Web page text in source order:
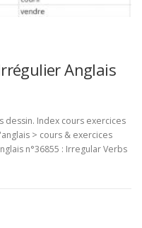
Anglais
dessin. Index cours exercices
> cours & exercices
n°36855 : Irregular Verbs